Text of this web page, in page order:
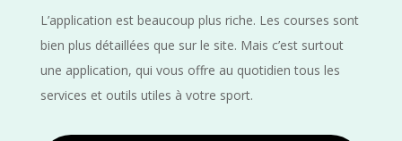
L’application est beaucoup plus riche. Les courses sont
bien plus détaillées que sur le site. Mais c’est surtout
une application, qui vous offre au quotidien tous les
services et outils utiles à votre sport.